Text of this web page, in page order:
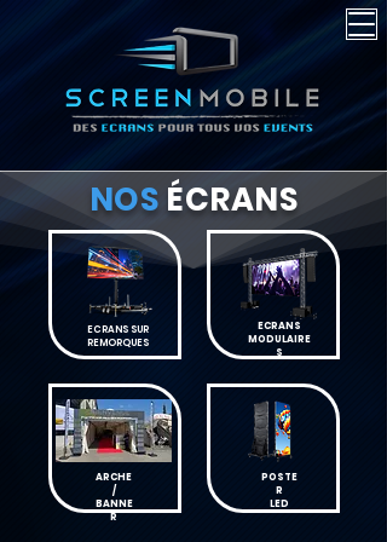
NOS ÉCRANS
ECRANS SUR
REMORQUES
ARCHE
/
BANNE
R
ECRANS
MODULAIRE
S
POSTE
R
LED